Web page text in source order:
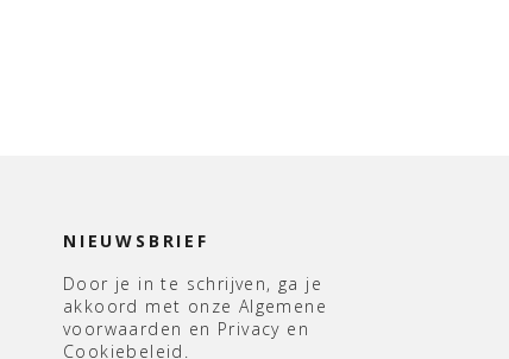
NIEUWSBRIEF
Door je in te schrijven, ga je
akkoord met onze Algemene
voorwaarden en Privacy en
Cookiebeleid.